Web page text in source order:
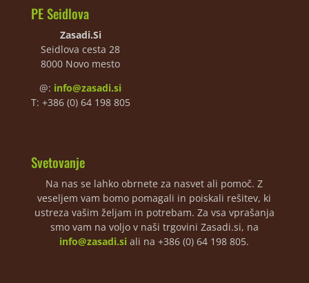
PE Seidlova
Zasadi.Si
Seidlova cesta 28
8000 Novo mesto
@: info@zasadi.si
T: +386 (0) 64 198 805
Svetovanje
Na nas se lahko obrnete za nasvet ali pomoč. Z
veseljem vam bomo pomagali in poiskali rešitev, ki
ustreza vašim željam in potrebam. Za vsa vprašanja
smo vam na voljo v naši trgovini Zasadi.si, na
info@zasadi.si ali na +386 (0) 64 198 805.